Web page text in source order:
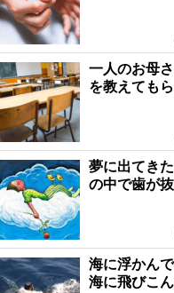
一人のお母
を教えてもら
夢に出てき
の中で歯が
海に浮かん
海に飛びこ